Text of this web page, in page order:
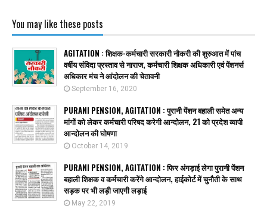
You may like these posts
AGITATION : शिक्षक-कर्मचारी सरकारी नौकरी की शुरुआत में पांच
वर्षीय संविदा प्रस्ताव से नाराज, कर्मचारी शिक्षक अधिकारी एवं पेंशनर्स
अधिकार मंच ने आंदोलन की चेतावनी
September 16, 2020
PURANI PENSION, AGITATION : पुरानी पेंशन बहाली समेत अन्य
मांगों को लेकर कर्मचारी परिषद करेगी आन्दोलन, 21 को प्रदेश व्यापी
आन्दोलन की घोषणा
October 14, 2019
PURANI PENSION, AGITATION : फिर अंगड़ाई लेगा पुरानी पेंशन
बहाली शिक्षक व कर्मचारी करेंगे आन्दोलन, हाईकोर्ट में चुनौती के साथ
सड़क पर भी लड़ी जाएगी लड़ाई
May 22, 2019